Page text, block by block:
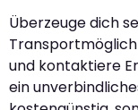
Überzeuge dich
und kontaktiere
ein